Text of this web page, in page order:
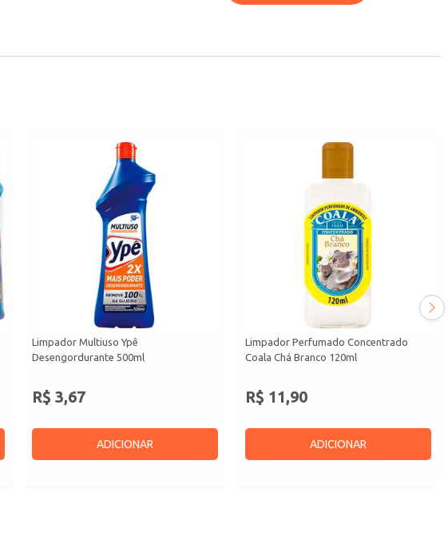
Limpador Multiuso Ypê
Desengordurante 500ml
R$ 3,67
ADICIONAR
Limpador Perfumado Concentrado
Coala Chá Branco 120ml
R$ 11,90
ADICIONAR